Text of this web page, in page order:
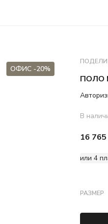
ОФИС -20%
ПОЛО
В
16
или 4
РАЗМЕР